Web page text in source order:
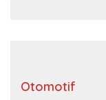
Otomotif